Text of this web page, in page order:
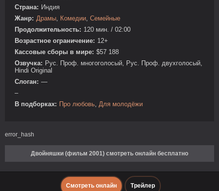
Страна: Индия
Жанр: Драмы Комедии Семейные
Продолжительность: 120 мин. / 02:00
Возрастное ограничение: 12+
Кассовые сборы в мире: $57 188
Озвучка: Рус. Проф. многоголосый, Рус. Проф. двухголосый,
Hindi Original
Слоган: —
–
В подборках: Про любовь Для молодёжи
error_hash
Двойняшки (фильм 2001) смотреть онлайн бесплатно
Смотреть онлайн Трейлер